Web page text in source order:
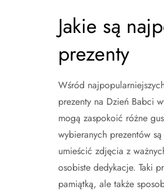
Jakie są
prezenty
Wśród
prezenty na Dzień Babci
mogą zaspokoić różne
wybieranych prezentów
umieścić zdjęcia z
osobiste dedykacje. Taki
pamiątką, ale także